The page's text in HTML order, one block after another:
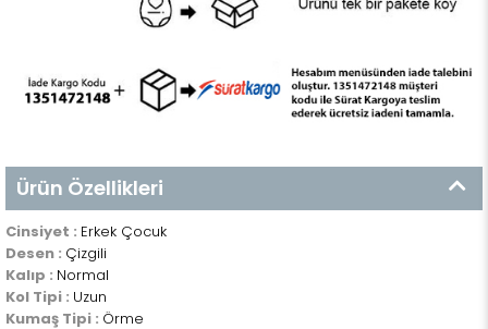
Ürün Özellikleri
Cinsiyet : Erkek Çocuk
Desen : Çizgili
Kalıp : Normal
Kol Tipi : Uzun
Kumaş Tipi : Örme